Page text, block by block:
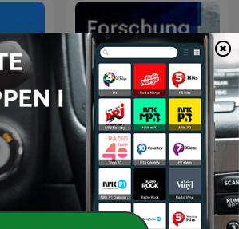
Forschung aktuell